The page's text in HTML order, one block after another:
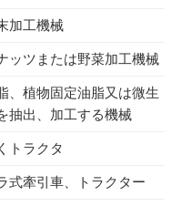
加工機械
ッツまたは野菜加工機械
、植物固定油脂又は微生
抽出、加工する機械
トラクタ
式牽引車、トラクター